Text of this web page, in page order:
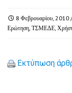
8 Φεβρουαρίου, 2010
Ερώτηση, ΤΣΜΕΔΕ,
Εκτύπωση